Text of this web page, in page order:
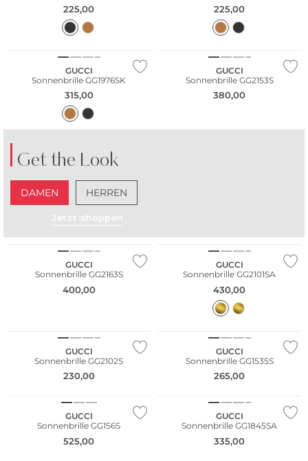
225,00 225,00
GUCCI
Sonnenbrille GG1976SK
315,00
GUCCI
Sonnenbrille GG2153S
380,00
Get the Look
DAMEN HERREN
Jetzt shoppen
GUCCI
Sonnenbrille GG2163S
400,00
GUCCI
Sonnenbrille GG2101SA
430,00
GUCCI
Sonnenbrille GG2102S
230,00
GUCCI
Sonnenbrille GG1535S
265,00
GUCCI
Sonnenbrille GG156S
525,00
GUCCI
Sonnenbrille GG1845SA
335,00